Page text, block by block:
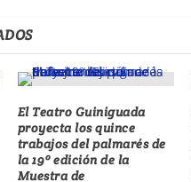
El Teatro Guiniguada
proyecta los quince
trabajos del palmarés de
la 19º edición de la
Muestra de